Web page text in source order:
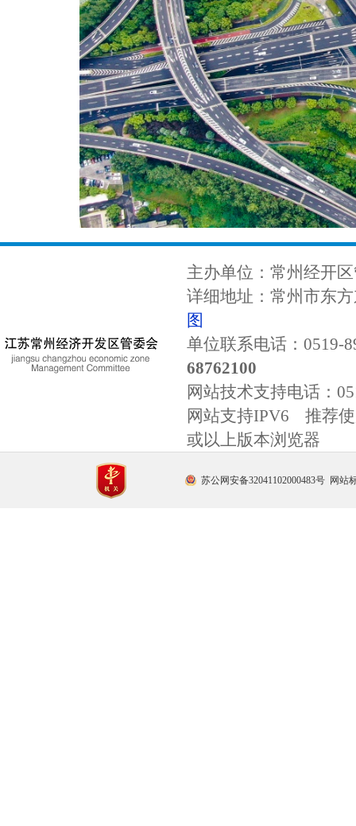
主办单位：常州经开
详细地址：常州市东
图
单位联系电话：0519-
68762100
网站技术支持电话：
网站支持IPV6 推荐使
或以上版本浏览器
苏公网安备32041102000483号 网站